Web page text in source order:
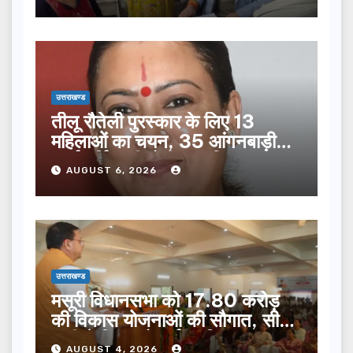
उत्तराखण्ड
तीलू रौतेली पुरस्कार के लिए 13
महिलाओं का चयन, 35 आंगनबाड़ी
कार्यकर्तियां भी होंगी सम्मानित…
AUGUST 6, 2026
उत्तराखण्ड
मसूरी विधानसभा को 17.80 करोड़
की विकास योजनाओं की सौगात, सीएम
धामी ने किया लोकार्पण-शिलान्यास.
AUGUST 4, 2026